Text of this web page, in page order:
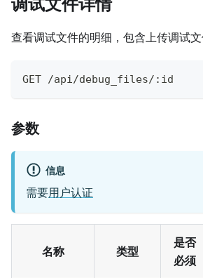
查看调试文件的明细，包含上传调试文
GET /api/debug_files/:id
参数
信息
需要用户认证
名称 类型
是否
必须